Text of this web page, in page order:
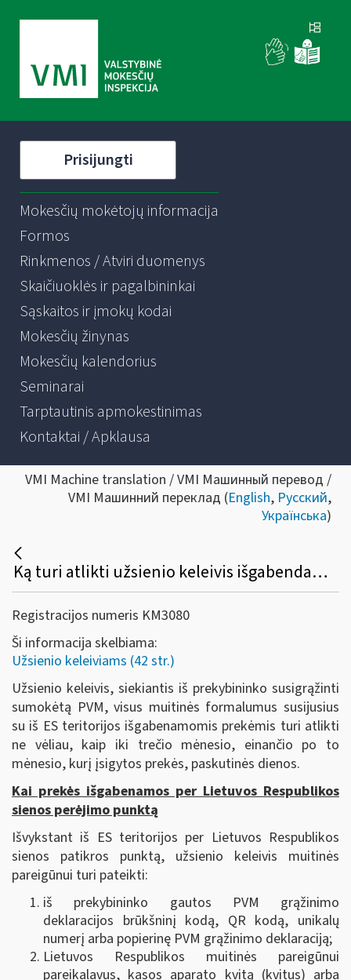
Prisijungti
Mokesčių mokėtojų informacija
Formos
Rinkmenos / Atviri duomenys
Skaičiuoklės ir pagalbininkai
Sąskaitos ir įmokų kodai
Mokesčių žinynas
Mokesčių kalendorius
Seminarai
Tarptautinis apmokestinimas
Kontaktai / Apklausa
VMI Machine translation / VMI Машинный перевод /
VMI Машинний переклад (English, Русский,
Українська)
Ką turi atlikti užsienio keleivis išgabendamas prekes iš ES teritorijos?
Registracijos numeris KM3080
Ši informacija skelbiama:
Užsienio keleiviams (42 str.)
Užsienio keleivis, siekiantis iš prekybininko susigrąžinti
sumokėtą PVM, visus muitinės formalumus susijusius
su iš ES teritorijos išgabenamomis prekėmis turi atlikti
ne vėliau, kaip iki trečio mėnesio, einančio po to
mėnesio, kurį įsigytos prekės, paskutinės dienos.
Kai prekės išgabenamos per Lietuvos Respublikos
sienos perėjimo punktą
Išvykstant iš ES teritorijos per Lietuvos Respublikos
sienos patikros punktą, užsienio keleivis muitinės
pareigūnui turi pateikti:
iš prekybininko gautos PVM grąžinimo
deklaracijos brūkšninį kodą, QR kodą, unikalų
numerį arba popierinę PVM grąžinimo deklaraciją;
Lietuvos Respublikos muitinės pareigūnui
pareikalavus, kasos aparato kvitą (kvitus) arba